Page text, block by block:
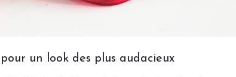
un look des plus audacieux